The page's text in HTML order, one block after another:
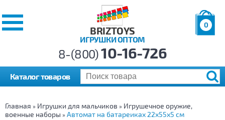
BRIZTOYS
ИГРУШКИ ОПТОМ
0
р.
8-(800)10-16-726
Каталог товаров
Главная » Игрушки для мальчиков » Игрушечное оружие,
военные наборы » Автомат на батареиках 22х55х5 см